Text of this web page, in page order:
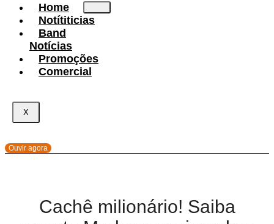
Home
Notítiticias
Band
Notícias
Promoções
Comercial
X
Ouvir agora
Cachê milionário! Saiba